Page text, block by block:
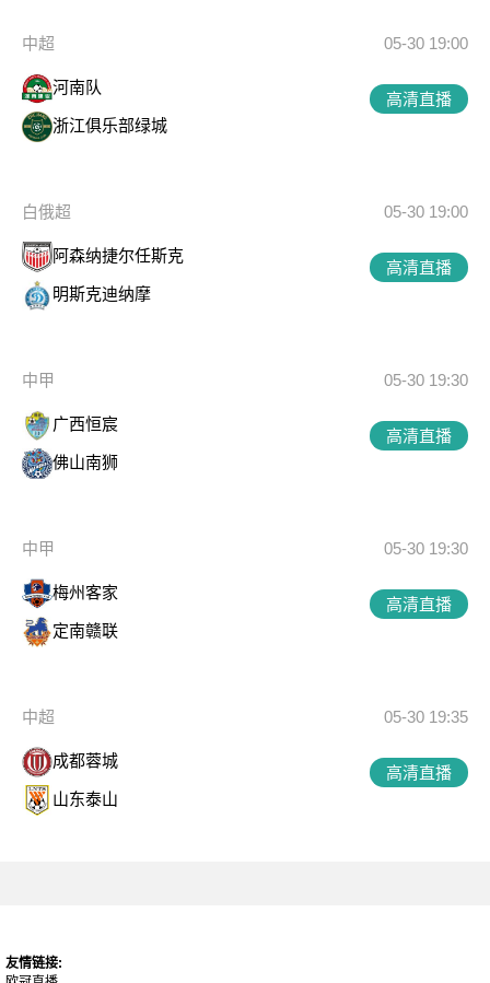
中超 05-30 19:00
河南队
浙江俱乐部绿城
高清直播
白俄超 05-30 19:00
阿森纳捷尔任斯克
明斯克迪纳摩
高清直播
中甲 05-30 19:30
广西恒宸
佛山南狮
高清直播
中甲 05-30 19:30
梅州客家
定南赣联
高清直播
中超 05-30 19:35
成都蓉城
山东泰山
高清直播
友情链接: